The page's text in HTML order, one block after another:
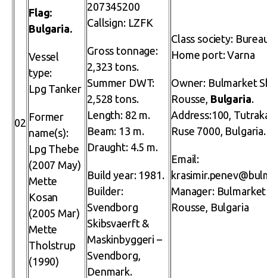
02
Flag:
Bulgaria.
Vessel
type:
Lpg Tanker
Former
name(s):
Lpg Thebe
(2007 May)
Mette
Kosan
(2005 Mar)
Mette
Tholstrup
(1990)
207345200
Callsign: LZFK
Gross tonnage:
2,323 tons.
Summer DWT:
2,528 tons.
Length: 82 m.
Beam: 13 m.
Draught: 4.5 m.
Build year: 1981.
Builder:
Svendborg
Skibsvaerft &
Maskinbyggeri –
Svendborg,
Denmark.
Class society:
Home port: Varna
Owner: Bulmarket
Rousse, Bulgaria.
Address:100,
Ruse 7000, Bulgaria.
Email:
Manager:
Rousse, Bulgaria